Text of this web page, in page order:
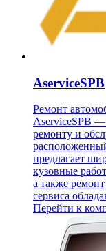
AserviceSPB
Ремонт
AserviceSPB —
ремонту и
предлагает
кузовные
а также
сервиса
Перейти к